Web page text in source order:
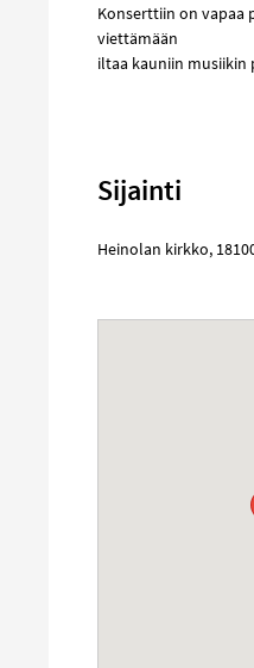
Konserttiin on vapaa
viettämään
iltaa kauniin musiikin
Sijainti
Heinolan kirkko,